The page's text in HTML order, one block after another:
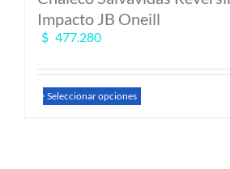
Impacto JB Oneill
$ 477.280
Seleccionar opciones
producto